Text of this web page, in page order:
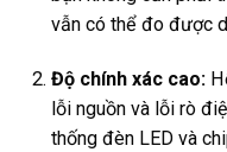
vẫn có thể đo được
Độ chính xác cao:
lỗi nguồn và lỗi rò
thống đèn LED và